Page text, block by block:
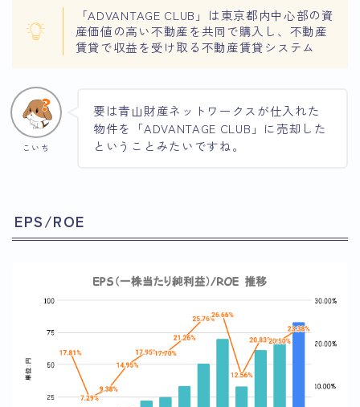
「ADVANTAGE CLUB」は東京都内中心部の資
産価値の高い不動産を共同で購入し、不動産
賃貸で収益を受け取る不動産賃貸システム
こいち
要は青山財産ネットワークスが仕入れた
物件を「ADVANTAGE CLUB」に売却した
ということみたいですね。
EPS/ROE